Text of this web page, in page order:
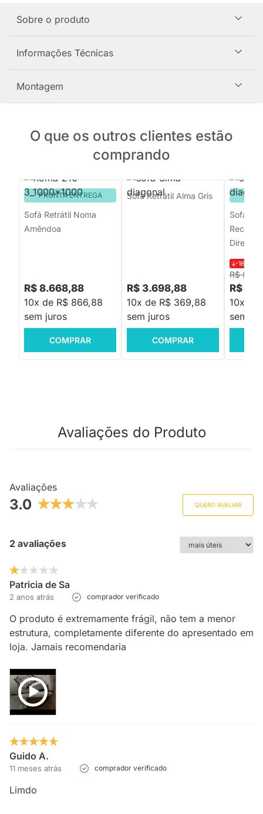
Sobre o produto
Informações Técnicas
Montagem
O que os outros clientes estão
comprando
PRONTA ENTREGA
Sofá Retrátil Noma
Amêndoa
R$ 8.668,88
10x de R$ 866,88
sem juros
COMPRAR
Sofá Retrátil Alma Gris
R$ 3.698,88
10x de R$ 369,88
sem juros
COMPRAR
Sofá
Direito
R$
-16%
R$
10x de
sem
Avaliações do Produto
Avaliações
3.0 QUERO AVALIAR
2 avaliações
Patricia de Sa
2 anos atrás comprador verificado
O produto é extremamente frágil, não tem a menor
estrutura, completamente diferente do apresentado em
loja. Jamais recomendaria
Guido A.
11 meses atrás comprador verificado
Limdo